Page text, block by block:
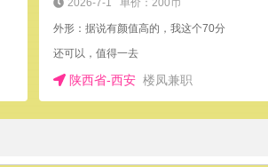
2026-7-1 单价：200币
外形：据说有颜值高的，我这个70分
还可以，值得一去
陕西省-西安 楼凤兼职